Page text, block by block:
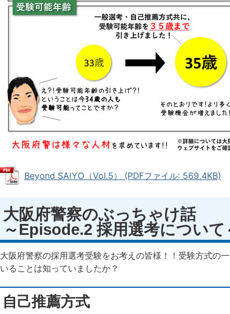
Beyond SAIYO（Vol.5） (PDFファイル: 569.4KB)
大阪府警察のぶっちゃけ話
～Episode.2 採用選考について
大阪府警察の採用選考受験をお考えの皆様！！受験方式の
いることは知っていましたか？
自己推薦方式